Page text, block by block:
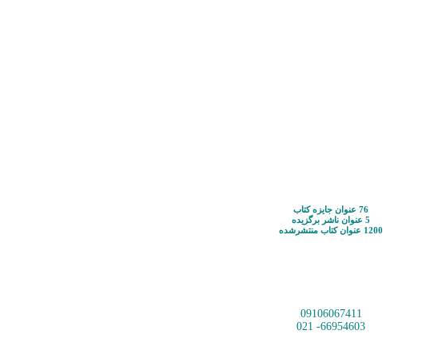
76 عنوان جایزه کتاب
5 عنوان ناشر برگزیده
1200 عنوان کتاب منتشرشده
09106067411
66954603- 021